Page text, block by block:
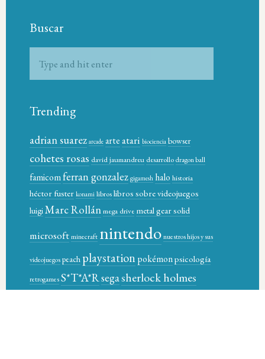
Buscar
Trending
adrian suarez arcade arteatari biociencia bowser
cohetes rosas david jaumandreu desarrollodragon ball
famicomferran gonzalez gigamesh halo historia
héctor fuster konami libroslibros sobre videojuegos
luigiMarc Rollánmega drive metal gear solid
microsoftminecraft nintendonuestros hijos y sus
videojuegospeach playstationpokémonpsicología
retrogamesS*T*A*Rsegasherlock holmes